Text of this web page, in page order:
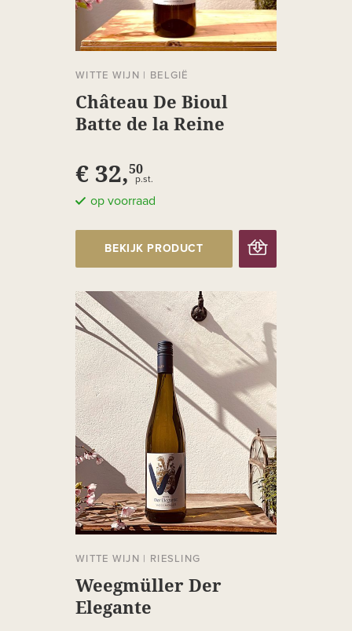
WITTE WIJN | BELGIË
Château De Bioul
Batte de la Reine
€ 32,50
p.st.
op voorraad
BEKIJK PRODUCT
WITTE WIJN | RIESLING
Weegmüller Der
Elegante